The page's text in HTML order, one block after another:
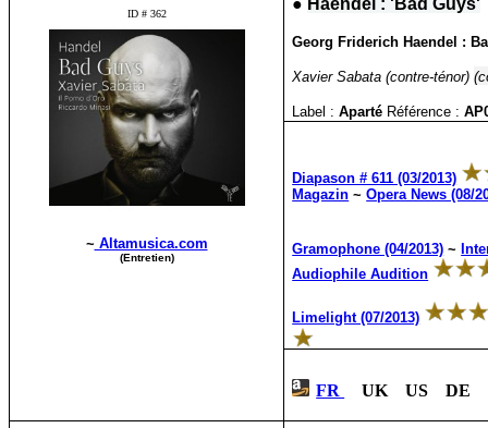
ID # 362
~ Altamusica.com
(Entretien)
Haendel : 'Bad Guys'
Georg Friderich Haendel :
Xavier Sabata (contre-ténor)
Label : Aparté Référence :
Diapason # 611 (03/2013)
Magazin ~Opera News (08/
Gramophone (04/2013) ~
Audiophile Audition
Limelight (07/2013)
FR UK US DE